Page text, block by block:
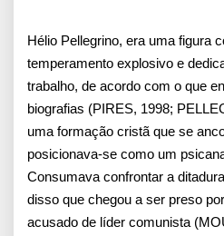
Hélio Pellegrino, era uma figura
temperamento explosivo e
trabalho, de acordo com o que
biografias (PIRES, 1998;
uma formação cristã que se
posicionava-se como um
Consumava confrontar a
disso que chegou a ser preso
acusado de líder comunista